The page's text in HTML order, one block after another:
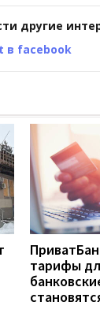
другие
в facebook
тарифы